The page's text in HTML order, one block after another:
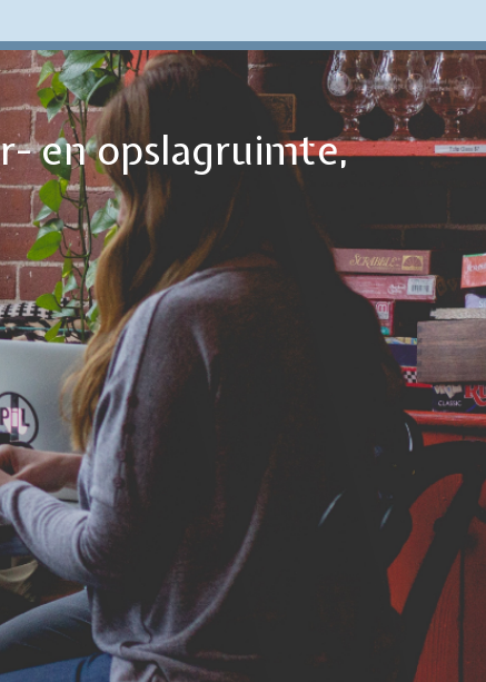
en opslagruimte,